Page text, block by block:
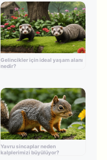
Gelincikler için ideal yaşam alanı
nedir?
Yavru sincaplar neden
kalplerimizi büyülüyor?